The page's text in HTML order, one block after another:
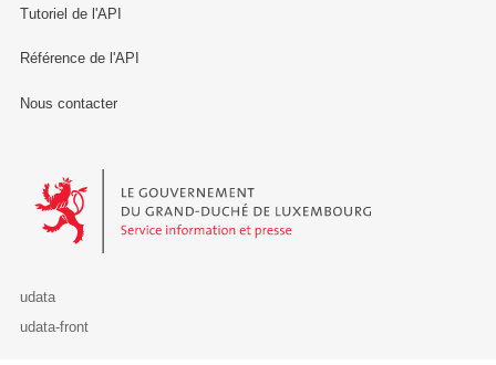
Tutoriel de l'API
Référence de l'API
Nous contacter
Le Gouvernement du Grand-Duché de Luxembourg - Service
udata
udata-front